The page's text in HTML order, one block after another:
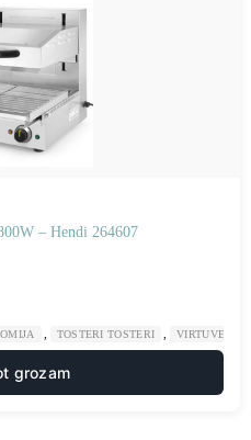
– Hendi 264607
TOSTERI TOSTERI VIRTUVE
grozam